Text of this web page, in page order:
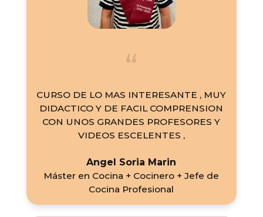
CURSO DE LO MAS INTERESANTE , MUY
DIDACTICO Y DE FACIL COMPRENSION
CON UNOS GRANDES PROFESORES Y
VIDEOS ESCELENTES ,
Angel Soria Marin
Máster en Cocina + Cocinero + Jefe de
Cocina Profesional